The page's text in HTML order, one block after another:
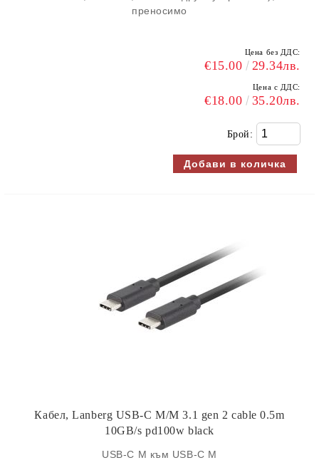
преносимо
Цена без ДДС:
€15.00 29.34лв.
Цена с ДДС:
€18.00 35.20лв.
Брой:
Кабел, Lanberg USB-C M/M 3.1 gen 2 cable 0.5m
10GB/s pd100w black
USB-C M към USB-C M